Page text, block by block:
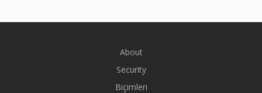
About
Security
Biçimleri